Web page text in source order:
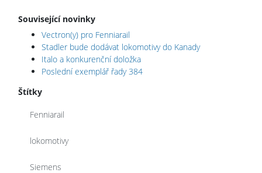
Související novinky
Vectron(y) pro Fenniarail
Stadler bude dodávat lokomotivy do Kanady
Italo a konkurenční doložka
Poslední exemplář řady 384
Štítky
Fenniarail
lokomotivy
Siemens